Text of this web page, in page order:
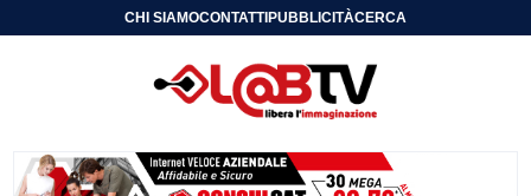
CHI SIAMOCONTATTIPUBBLICITÀCERCA